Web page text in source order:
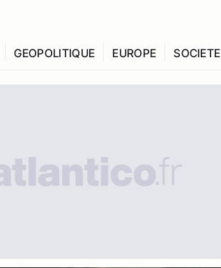
GEOPOLITIQUE EUROPE SOCIETE